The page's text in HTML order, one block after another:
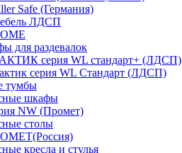
Safe (Германия)
ЛДСП
для раздевалок
серия WL стандарт+ (ЛДСП)
серия WL Стандарт (ЛДСП)
тумбы
шкафы
NW (Промет)
столы
кресла и стулья